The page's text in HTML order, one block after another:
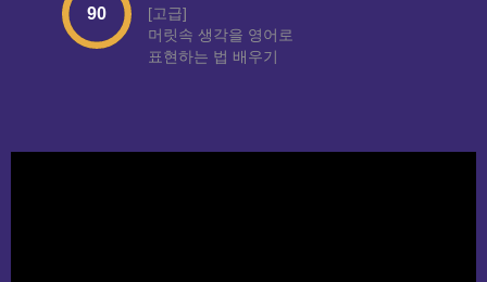
[고급]
머릿속 생각을 영어로
표현하는 법 배우기